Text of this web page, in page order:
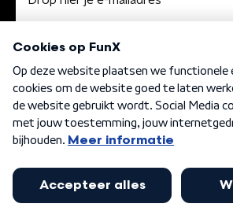
Algemene voorwaarden Privacybeleid